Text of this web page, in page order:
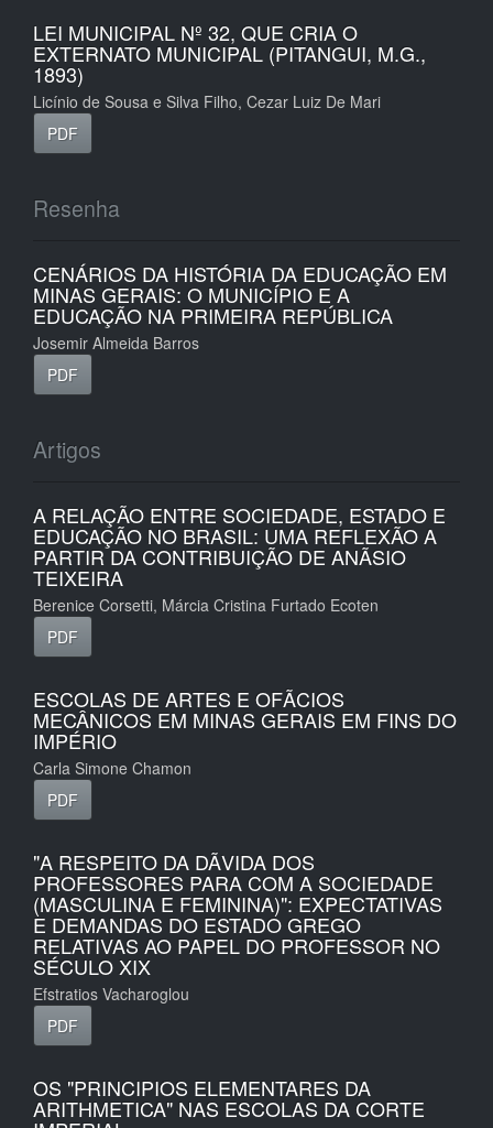
LEI MUNICIPAL Nº 32, QUE CRIA O
EXTERNATO MUNICIPAL (PITANGUI, M.G.,
1893)
Licínio de Sousa e Silva Filho, Cezar Luiz De Mari
PDF
Resenha
CENÁRIOS DA HISTÓRIA DA EDUCAÇÃO EM
MINAS GERAIS: O MUNICÍPIO E A
EDUCAÇÃO NA PRIMEIRA REPÚBLICA
Josemir Almeida Barros
PDF
Artigos
A RELAÇÃO ENTRE SOCIEDADE, ESTADO E
EDUCAÇÃO NO BRASIL: UMA REFLEXÃO A
PARTIR DA CONTRIBUIÇÃO DE ANÃSIO
TEIXEIRA
Berenice Corsetti, Márcia Cristina Furtado Ecoten
PDF
ESCOLAS DE ARTES E OFÃCIOS
MECÂNICOS EM MINAS GERAIS EM FINS DO
IMPÉRIO
Carla Simone Chamon
PDF
"A RESPEITO DA DÃVIDA DOS
PROFESSORES PARA COM A SOCIEDADE
(MASCULINA E FEMININA)": EXPECTATIVAS
E DEMANDAS DO ESTADO GREGO
RELATIVAS AO PAPEL DO PROFESSOR NO
SÉCULO XIX
Efstratios Vacharoglou
PDF
OS "PRINCIPIOS ELEMENTARES DA
ARITHMETICA" NAS ESCOLAS DA CORTE